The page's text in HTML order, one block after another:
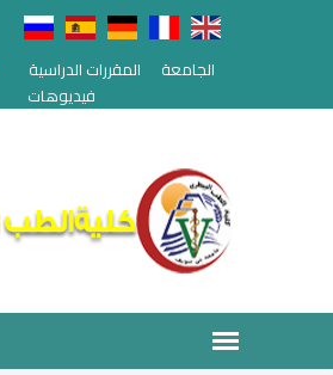
الجامعة المقررات الدراسية
فيديوهات